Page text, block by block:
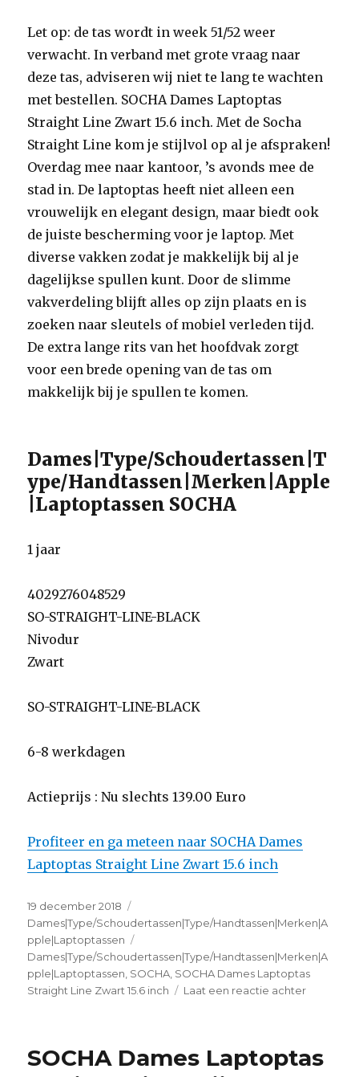
Let op: de tas wordt in week 51/52 weer
verwacht. In verband met grote vraag naar
deze tas, adviseren wij niet te lang te wachten
met bestellen. SOCHA Dames Laptoptas
Straight Line Zwart 15.6 inch. Met de Socha
Straight Line kom je stijlvol op al je afspraken!
Overdag mee naar kantoor, ’s avonds mee de
stad in. De laptoptas heeft niet alleen een
vrouwelijk en elegant design, maar biedt ook
de juiste bescherming voor je laptop. Met
diverse vakken zodat je makkelijk bij al je
dagelijkse spullen kunt. Door de slimme
vakverdeling blijft alles op zijn plaats en is
zoeken naar sleutels of mobiel verleden tijd.
De extra lange rits van het hoofdvak zorgt
voor een brede opening van de tas om
makkelijk bij je spullen te komen.
Dames|Type/Schoudertassen|T
ype/Handtassen|Merken|Apple
|Laptoptassen SOCHA
1 jaar
4029276048529
SO-STRAIGHT-LINE-BLACK
Nivodur
Zwart
SO-STRAIGHT-LINE-BLACK
6-8 werkdagen
Actieprijs : Nu slechts 139.00 Euro
Profiteer en ga meteen naar SOCHA Dames
Laptoptas Straight Line Zwart 15.6 inch
Geplaatst
op
19 december 2018
Dames|Type/Schoudertassen|Type/Handtassen|Merken|A
pple|Laptoptassen
Dames|Type/Schoudertassen|Type/Handtassen|Merken|A
pple|Laptoptassen, SOCHA, SOCHA Dames Laptoptas
Straight Line Zwart 15.6 inch
Laat een reactie achter
Straight
SOCHA Dames Laptoptas